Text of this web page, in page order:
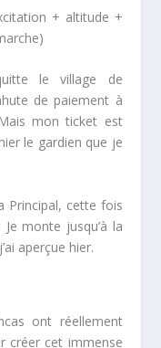
+ altitude +
le village de
de paiement à
mon ticket est
le gardien que je
Principal, cette fois
monte jusqu’à la
aperçue hier.
ont réellement
créer cet immense